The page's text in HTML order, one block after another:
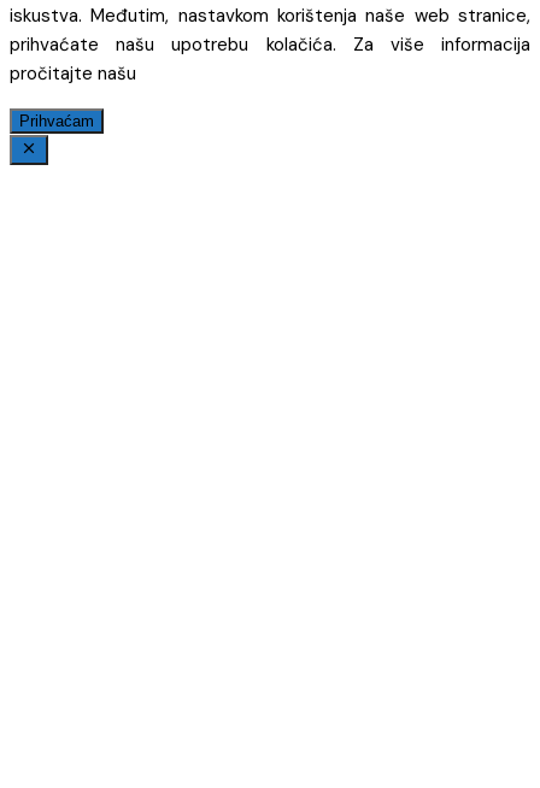
iskustva. Međutim, nastavkom korištenja naše web stranice,
prihvaćate našu upotrebu kolačića. Za više informacija
pročitajte našu
Prihvaćam